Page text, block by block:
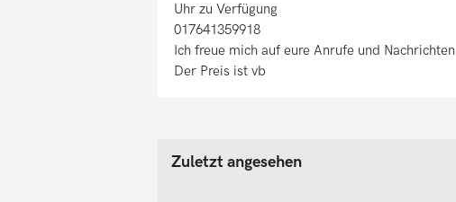
Uhr zu Verfügung
017641359918
Ich freue mich auf eure Anrufe und Nachrichten
Der Preis ist vb
Zuletzt angesehen